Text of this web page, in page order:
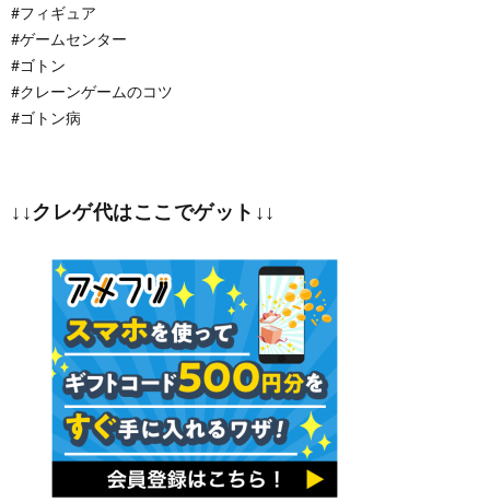
#フィギュア
#ゲームセンター
#ゴトン
#クレーンゲームのコツ
#ゴトン病
↓↓クレゲ代はここでゲット↓↓